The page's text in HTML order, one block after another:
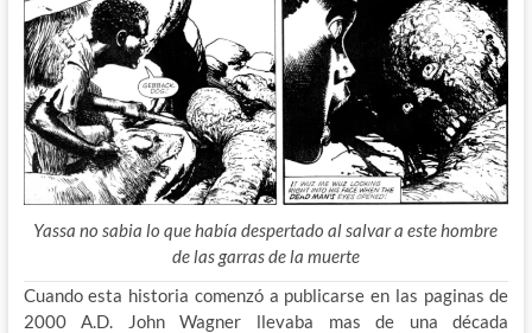
Yassa no sabia lo que había despertado al salvar a este hombre
de las garras de la muerte
Cuando esta historia comenzó a publicarse en las paginas de
2000 A.D. John Wagner llevaba mas de una década